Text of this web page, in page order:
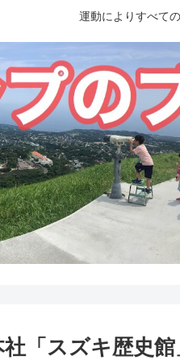
運動によりすべて
「スズキ歴史